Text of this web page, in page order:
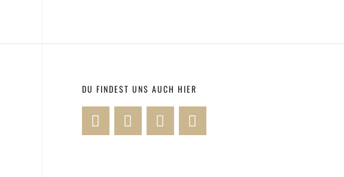
DU FINDEST UNS AUCH HIER